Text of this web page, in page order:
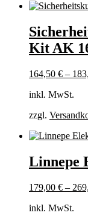
Kit AK
164,50 € –
inkl. MwSt.
zzgl.
Linnepe
179,00 € –
inkl. MwSt.